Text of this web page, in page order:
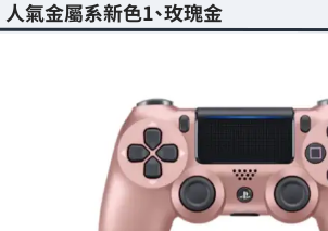
人氣金屬系新色1、玫瑰金